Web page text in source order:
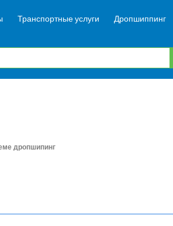
Транспортные услуги Дропшиппинг
дропшипинг